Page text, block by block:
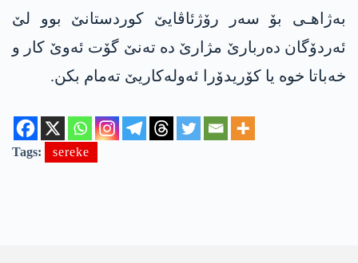
بەژاهـی بۆ سەر رۆژئاڤایێ کوردستانێ بوو لێ
ئەردۆگان دەربارێ مژارێ دە تەنێ گۆت ئەوێ کار و
خەباتا خوە یا کۆریدۆرا ئەولەکاریێ تەمام بکن.
Tags: sereke